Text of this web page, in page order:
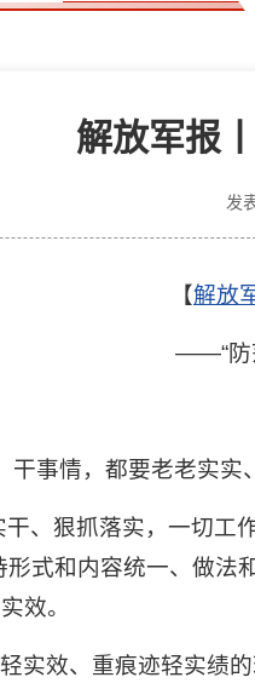
解放军报
发
【解放
——“防
干事情，都要老老实实
干、狠抓落实，一切
式和内容统一、做法
效。
实效、重痕迹轻实绩